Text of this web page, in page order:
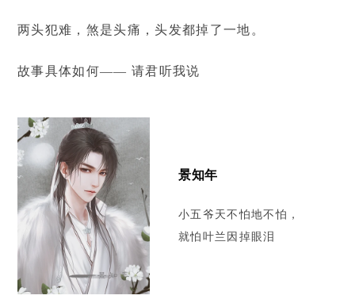
两头犯难，煞是头痛，头发都掉了一地。
故事具体如何—— 请君听我说
景知年
小五爷天不怕地不怕，
就怕叶兰因掉眼泪